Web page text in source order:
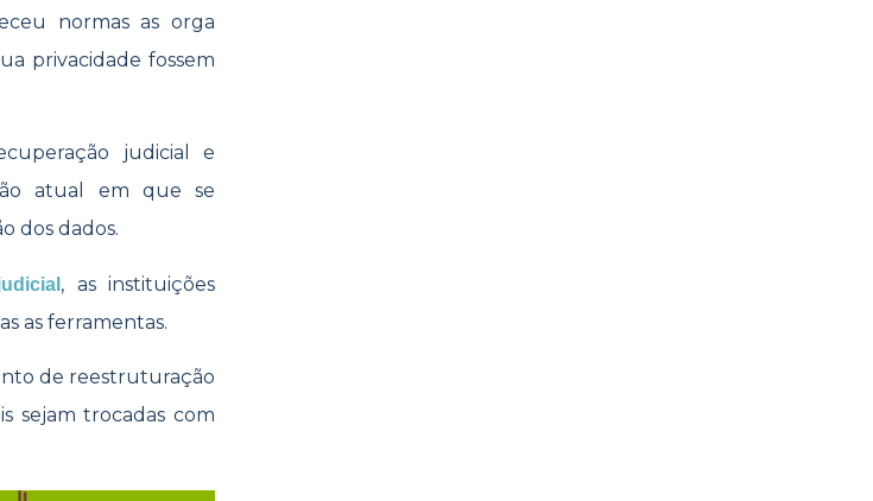
normas as orga​​
privacidade fossem
judicial e
atual em que se
dos dados.
, as instituições
as ferramentas.
de reestruturação
sejam trocadas com